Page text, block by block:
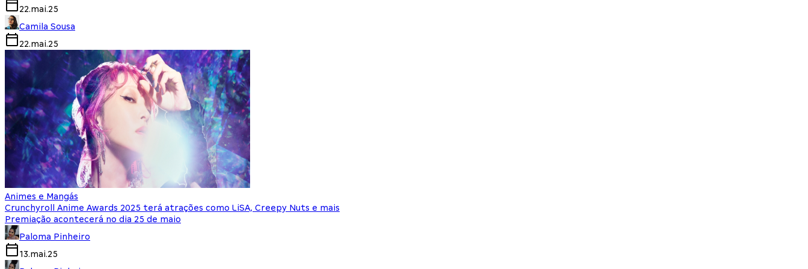
22.mai.25
Camila Sousa
22.mai.25
Animes e Mangás
Crunchyroll Anime Awards 2025 terá atrações como LiSA, Creepy Nuts e mais
Premiação acontecerá no dia 25 de maio
Paloma Pinheiro
13.mai.25